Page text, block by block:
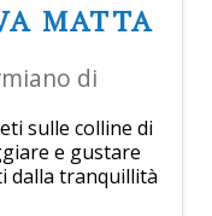
MATTA
di
sulle colline di
e gustare
dalla tranquillità